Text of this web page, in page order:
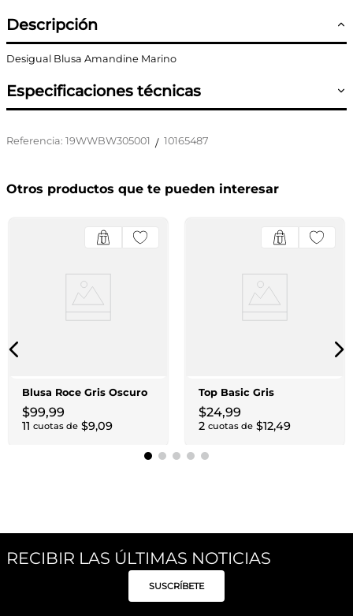
Descripción
Desigual Blusa Amandine Marino
Especificaciones técnicas
Referencia: 19WWBW305001 / 10165487
Otros productos que te pueden interesar
Blusa Roce Gris Oscuro
$99,99
11 cuotas de $9,09
Top Basic Gris
$24,99
2 cuotas de $12,49
RECIBIR LAS ÚLTIMAS NOTICIAS
SUSCRÍBETE